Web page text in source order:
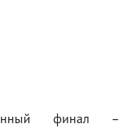
финал –